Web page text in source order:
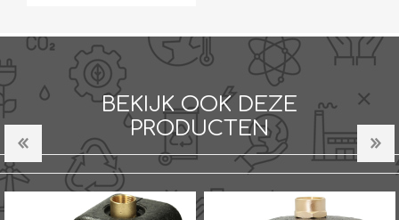
BEKIJK OOK DEZE
PRODUCTEN